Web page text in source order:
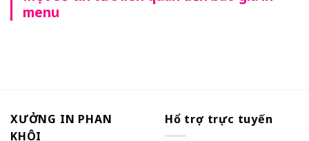
menu
XƯỞNG IN PHAN
KHÔI
Hổ trợ trực tuyến